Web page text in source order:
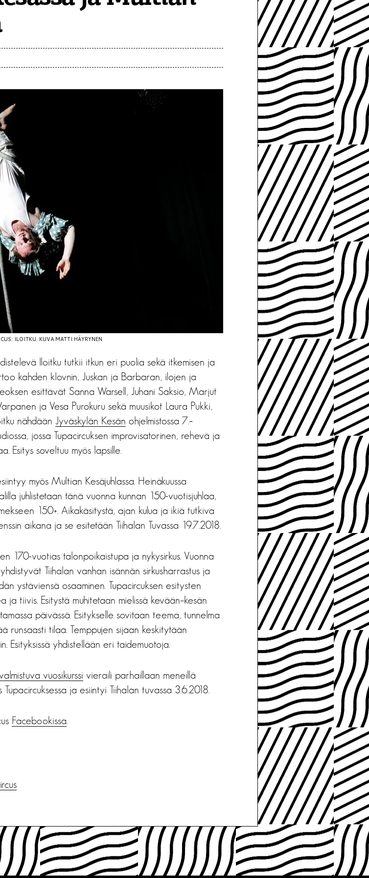
ILOITKU. KUVA MATTI HÄYRYNEN
Iloitku tutkii itkun eri puolia sekä itkemisen ja
kahden klovnin, Juskan ja Barbaran, ilojen ja
esittävät Sanna Warsell, Juhani Saksio, Marjut
ja Vesa Purokuru sekä muusikot Laura Pukki,
nähdään Jyväskylän Kesän ohjelmistossa 7.–
jossa Tupacircuksen improvisatorinen, rehevä ja
Esitys soveltuu myös lapsille.
myös Multian Kesäjuhlassa. Heinäkuussa
juhlistetaan tänä vuonna kunnan 150-vuotisjuhlaa,
150+. Aikakäsitystä, ajan kulua ja ikiä tutkiva
aikana ja se esitetään Tiihalan Tuvassa 19.7.2018.
170-vuotias talonpoikaistupa ja nykysirkus. Vuonna
Tiihalan vanhan isännän sirkusharrastus ja
ystäviensä osaaminen. Tupacircuksen esitysten
ja tiivis. Esitystä muhitetaan mielissä kevään–kesän
päivässä. Esitykselle sovitaan teema, tunnelma
runsaasti tilaa. Temppujen sijaan keskitytään
Esityksissä yhdistellään eri taidemuotoja.
vuosikurssi vieraili parhaillaan meneillä
ja esiintyi Tiihalan tuvassa 3.6.2018.
Facebookissa